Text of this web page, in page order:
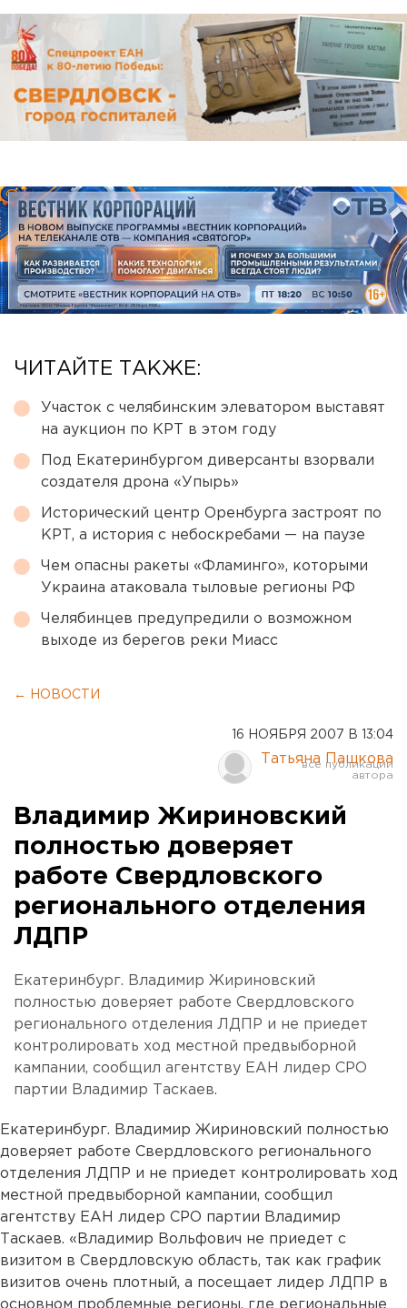
ЧИТАЙТЕ ТАКЖЕ:
Участок с челябинским элеватором выставят
на аукцион по КРТ в этом году
Под Екатеринбургом диверсанты взорвали
создателя дрона «Упырь»
Исторический центр Оренбурга застроят по
КРТ, а история с небоскребами — на паузе
Чем опасны ракеты «Фламинго», которыми
Украина атаковала тыловые регионы РФ
Челябинцев предупредили о возможном
выходе из берегов реки Миасс
← НОВОСТИ
16 НОЯБРЯ 2007 В 13:04
Татьяна Пашкова
Владимир Жириновский
полностью доверяет
работе Свердловского
регионального отделения
ЛДПР
Екатеринбург. Владимир Жириновский
полностью доверяет работе Свердловского
регионального отделения ЛДПР и не приедет
контролировать ход местной предвыборной
кампании, сообщил агентству ЕАН лидер СРО
партии Владимир Таскаев.
Екатеринбург. Владимир Жириновский полностью
доверяет работе Свердловского регионального
отделения ЛДПР и не приедет контролировать ход
местной предвыборной кампании, сообщил
агентству ЕАН лидер СРО партии Владимир
Таскаев. «Владимир Вольфович не приедет с
визитом в Свердловскую область, так как график
визитов очень плотный, а посещает лидер ЛДПР в
основном проблемные регионы, где региональные